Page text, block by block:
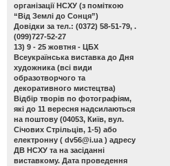
організації НСХУ (з поміткою
“Від Землі до Сонця”)
Довідки за тел.: (0372) 58-51-79, .
(099)727-52-27
13) 9 - 25 жовтня - ЦБХ
Всеукраїнська виставка до Дня
художника (всі види
образотворчого та
декоративного мистецтва)
Відбір творів по фотографіям,
які до 11 вересня надсилаються
на поштову (04053, Київ, вул.
Січових Стрільців, 1-5) або
електронну ( dv56@i.ua ) адресу
ДВ НСХУ та на засіданні
виставкому. Дата проведення